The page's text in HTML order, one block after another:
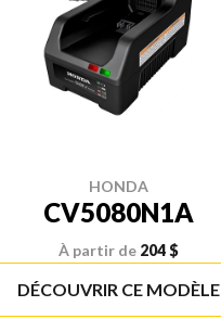
HONDA
CV5080N1A
À partir de 204 $
DÉCOUVRIR CE MODÈLE